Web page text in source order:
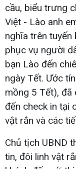
cầu, biểu trưng
Việt - Lào anh
nghĩa trên
phục vụ người
bạn Lào đến
ngày Tết. Ước
mồng 5 Tết), đã
đến check in tại
vật rắn và các
Chủ tịch UBND
tin, đôi linh vật